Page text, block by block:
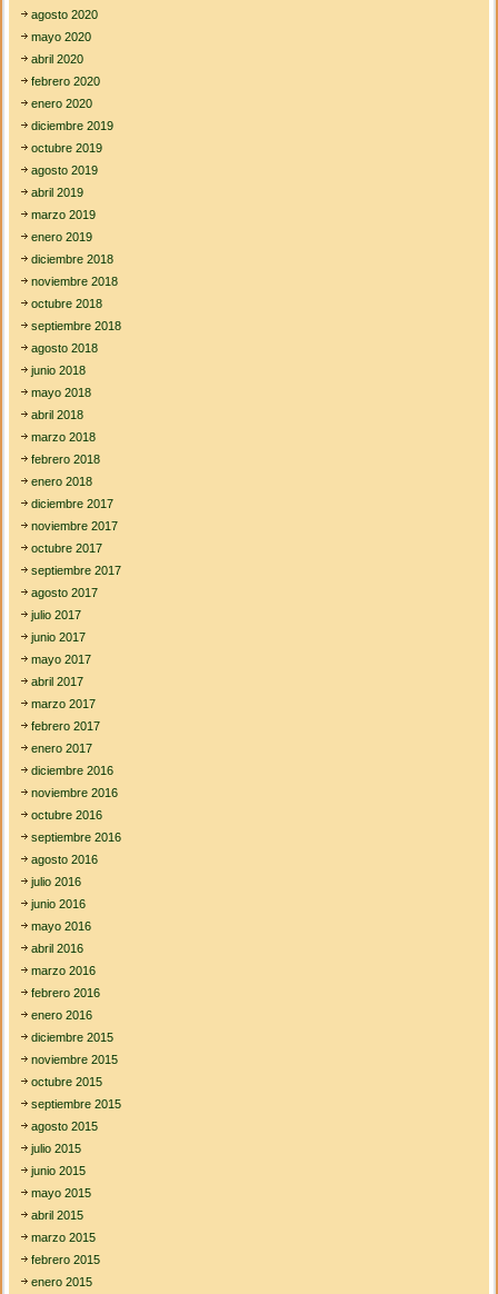
agosto 2020
mayo 2020
abril 2020
febrero 2020
enero 2020
diciembre 2019
octubre 2019
agosto 2019
abril 2019
marzo 2019
enero 2019
diciembre 2018
noviembre 2018
octubre 2018
septiembre 2018
agosto 2018
junio 2018
mayo 2018
abril 2018
marzo 2018
febrero 2018
enero 2018
diciembre 2017
noviembre 2017
octubre 2017
septiembre 2017
agosto 2017
julio 2017
junio 2017
mayo 2017
abril 2017
marzo 2017
febrero 2017
enero 2017
diciembre 2016
noviembre 2016
octubre 2016
septiembre 2016
agosto 2016
julio 2016
junio 2016
mayo 2016
abril 2016
marzo 2016
febrero 2016
enero 2016
diciembre 2015
noviembre 2015
octubre 2015
septiembre 2015
agosto 2015
julio 2015
junio 2015
mayo 2015
abril 2015
marzo 2015
febrero 2015
enero 2015